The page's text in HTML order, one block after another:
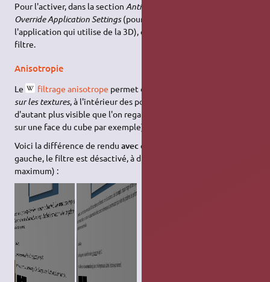
Pour l'activer, dans la section Antialiasing Settings
Override Application Settings(pour ne pas laisser le choix à
l'application qui utilise de la 3D), et de choisir l'algorithme du
filtre.
Anisotropie
Le filtrage anisotrope permet de réduire les effets d'escalier
sur les textures, à l'intérieur des polygones. Son effet est
d'autant plus visible que l'on regarde l'objet 3D (une fenêtre
sur une face du cube par exemple) avec un angle proche de 90°.
Voici la différence de renduavecet
gauche, le filtre est désactivé, à droite, il est activé au
maximum) :